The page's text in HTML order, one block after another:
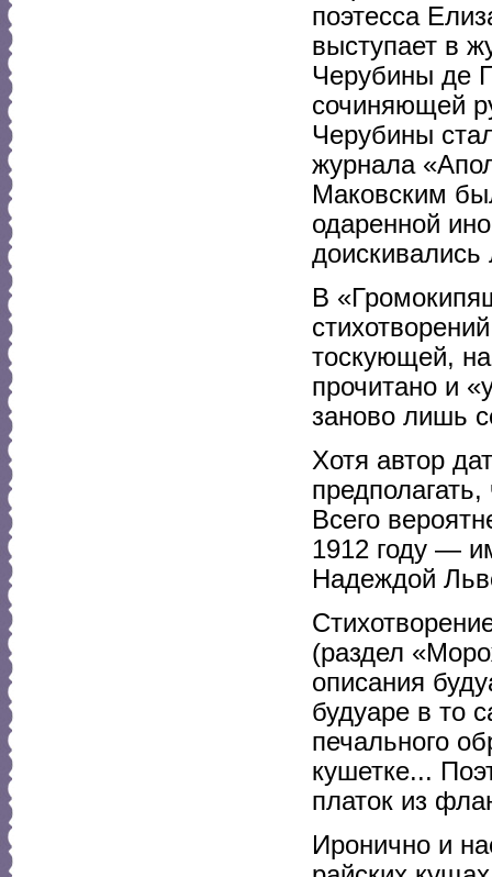
поэтесса
выступает в
Черубины де
сочиняющей
Черубины
журнала
Маковским
одаренной
доискивались
В
тоскующей,
прочитано и
заново лишь
Хотя автор
Всего
1912 году —
Надеждой
(раздел
описания
будуаре в то
печального
кушетке...
платок из
Иронично и